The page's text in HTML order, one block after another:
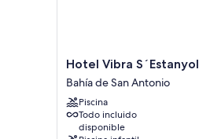
Hotel
Vibra
S
´Estanyol
Bahía
de
Hotel Vibra S´Estanyol
Bahía de San Antonio
Piscina
Todo incluido
disponible